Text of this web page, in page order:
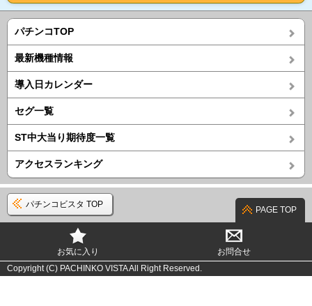
パチンコTOP
最新機種情報
導入日カレンダー
セグ一覧
ST中大当り期待度一覧
アクセスランキング
パチンコビスタ TOP
PAGE TOP
お気に入り
お問合せ
Copyright (C) PACHINKO VISTA All Right Reserved.